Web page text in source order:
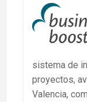
sistema de
proyectos,
Valencia,